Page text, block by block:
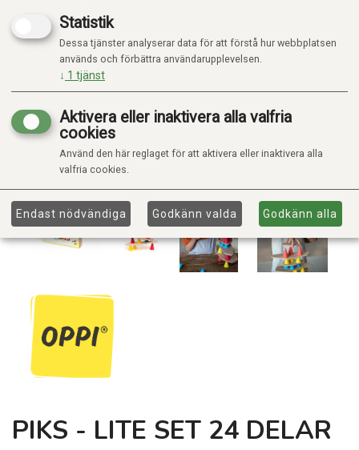
PIKS - LITE SET 24 DELAR
Statistik
Dessa tjänster analyserar data för att förstå hur webbplatsen
används och förbättra användarupplevelsen.
↓ 1 tjänst
Aktivera eller inaktivera alla valfria
cookies
Använd den här reglaget för att aktivera eller inaktivera alla
valfria cookies.
Endast nödvändiga Godkänn valda Godkänn alla